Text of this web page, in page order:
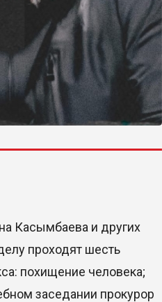
Касымбаева и других
проходят шесть
похищение человека;
заседании прокурор